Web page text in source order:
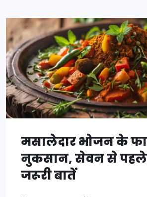
मसालेदार भोजन के
नुकसान, सेवन से पहले
जरूरी बातें